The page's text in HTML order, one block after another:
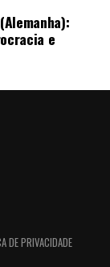
e
DE PRIVACIDADE